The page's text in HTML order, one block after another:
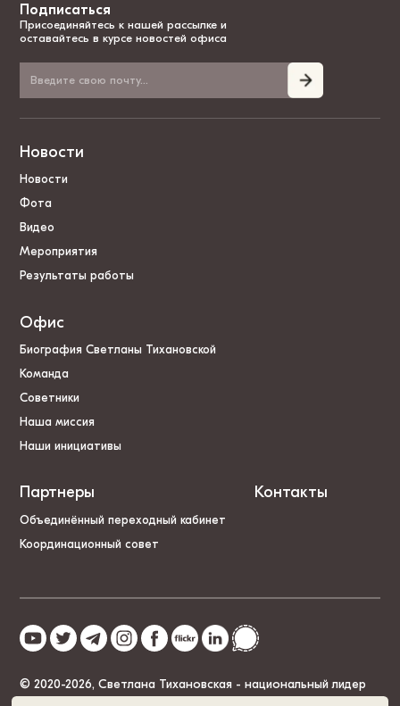
Подписаться
Присоединяйтесь к нашей рассылке и
оставайтесь в курсе новостей офиса
Новости
Новости
Фота
Видео
Мероприятия
Результаты работы
Офис
Биография Светланы Тихановской
Команда
Советники
Наша миссия
Наши инициативы
Партнеры
Объединённый переходный кабинет
Координационный совет
Контакты
© 2020-2026, Светлана Тихановская - национальный лидер